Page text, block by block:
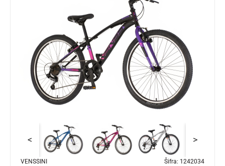
< >
VENSSINI Šifra: 1242034